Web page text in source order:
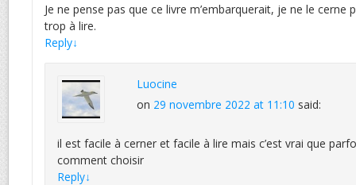
Je ne pense pas que ce livre m’embarquerait, je ne le cerne
trop à lire.
Reply↓
Luocine
on 29 novembre 2022 at 11:10 said:
il est facile à cerner et facile à lire mais c’est vrai que
comment choisir
Reply↓